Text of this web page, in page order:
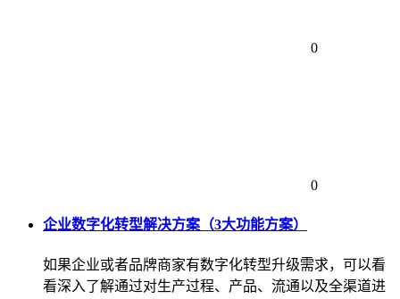
0
0
企业数字化转型解决方案（3大功能方案）
如果企业或者品牌商家有数字化转型升级需求，可以看
看深入了解通过对生产过程、产品、流通以及全渠道进